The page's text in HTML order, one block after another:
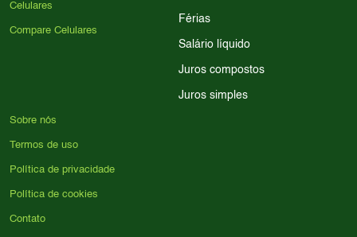
Celulares
Compare Celulares
Férias
Salário líquido
Juros compostos
Juros simples
Sobre nós
Termos de uso
Política de privacidade
Política de cookies
Contato